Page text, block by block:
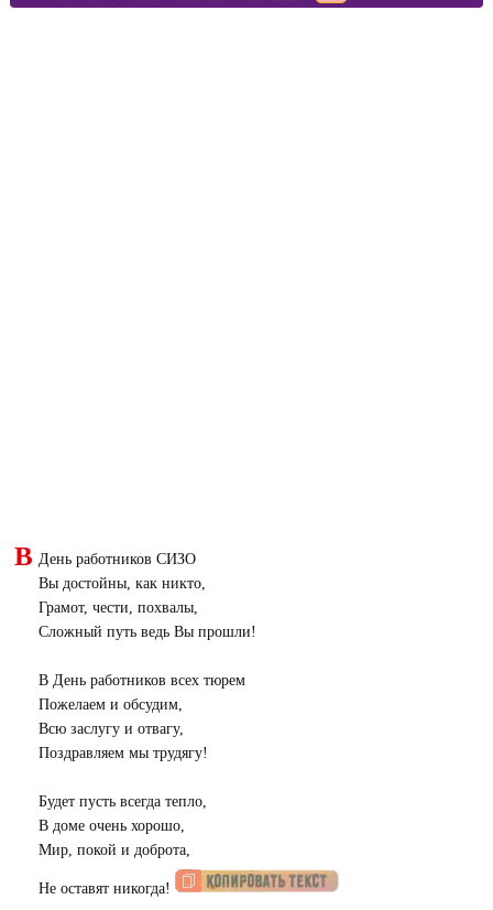
В День работников СИЗО
Вы достойны, как никто,
Грамот, чести, похвалы,
Сложный путь ведь Вы прошли!
В День работников всех тюрем
Пожелаем и обсудим,
Всю заслугу и отвагу,
Поздравляем мы трудягу!
Будет пусть всегда тепло,
В доме очень хорошо,
Мир, покой и доброта,
Не оставят никогда!